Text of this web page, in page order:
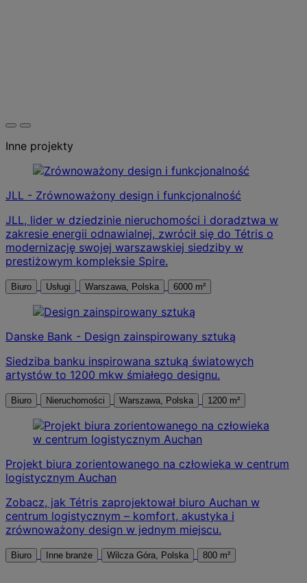
Inne projekty
JLL - Zrównoważony design i funkcjonalność
JLL, lider w dziedzinie nieruchomości i doradztwa w
zakresie energii odnawialnej, zwrócił się do Tétris o
modernizację swojej warszawskiej siedziby w
prestiżowym kompleksie Spire.
Biuro Usługi Warszawa, Polska 6000 m²
Danske Bank - Design zainspirowany sztuką
Siedziba banku inspirowana sztuką światowych
artystów to 1200 mkw śmiałego designu.
Biuro Nieruchomości Warszawa, Polska 1200 m²
Projekt biura zorientowanego na człowieka w centrum
logistycznym Auchan
Zobacz, jak Tétris zaprojektował biuro Auchan w
centrum logistycznym – komfort, akustyka i
zrównoważony design w jednym miejscu.
Biuro Inne branże Wilcza Góra, Polska 800 m²